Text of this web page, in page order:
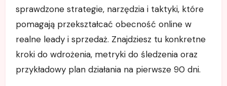
sprawdzone strategie, narzędzia i taktyki, które
pomagają przekształcać obecność online w
realne leady i sprzedaż. Znajdziesz tu konkretne
kroki do wdrożenia, metryki do śledzenia oraz
przykładowy plan działania na pierwsze 90 dni.